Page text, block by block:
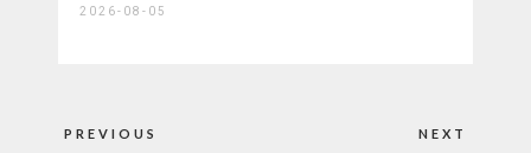
2026-08-05
PREVIOUS NEXT